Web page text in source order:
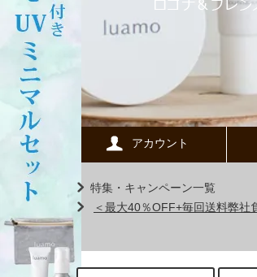
アカウント
特集・キャンペーン一覧
＜最大40％OFF+毎回送料弊